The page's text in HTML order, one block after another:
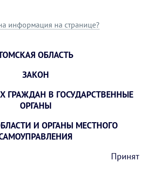
информация на странице?
ОБЛАСТЬ
ЗАКОН
ГРАЖДАН В ГОСУДАРСТВЕННЫЕ
ОРГАНЫ
И ОРГАНЫ МЕСТНОГО
Принят